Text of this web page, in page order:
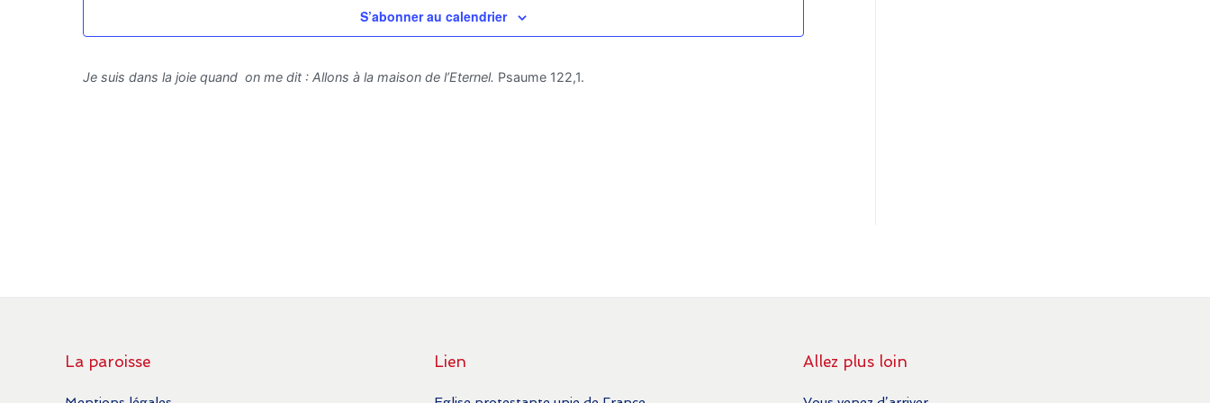
S’abonner au calendrier
Je suis dans la joie quand on me dit : Allons à la maison de l’Eternel. Psaume 122,1.
La paroisse Lien Allez plus loin